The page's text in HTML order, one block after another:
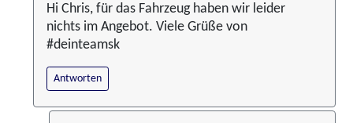
Hi Chris, für das Fahrzeug haben wir leider
nichts im Angebot. Viele Grüße von
#deinteamsk
Antworten